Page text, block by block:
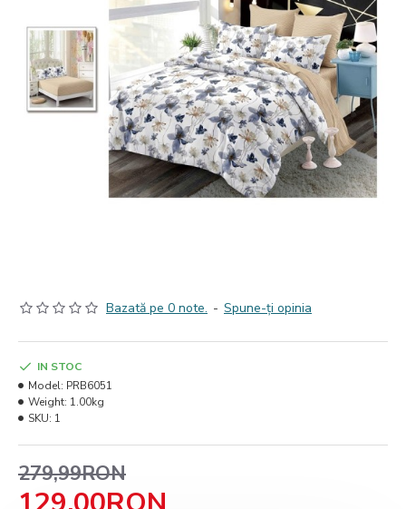
Bazată pe 0 note. - Spune-ţi opinia
279,99RON
IN STOC
Model: PRB6051
Weight: 1.00kg
SKU: 1